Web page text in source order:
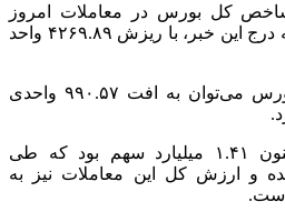
کل بورس در معاملات امروز
(شنبه، ۲۶ خردادماه) تا لحظه درج این خبر، با ریزش ۴۲۶۹.۸۹ واحد
از تغییر شاخص‌های دیگر بورس می‌توان به افت ۹۹۰.۵۷ واحدی
همچنین حجم معاملات تاکنون ۱.۴۱ میلیارد سهم بود که طی
شده و ارزش کل این معاملات نیز به